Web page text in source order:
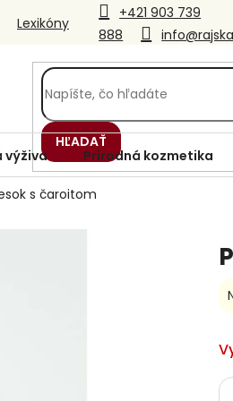
+421 903 739
888
Lexikóny
HĽADAŤ
výživa Prírodná kozmetika
s čaroitom
z